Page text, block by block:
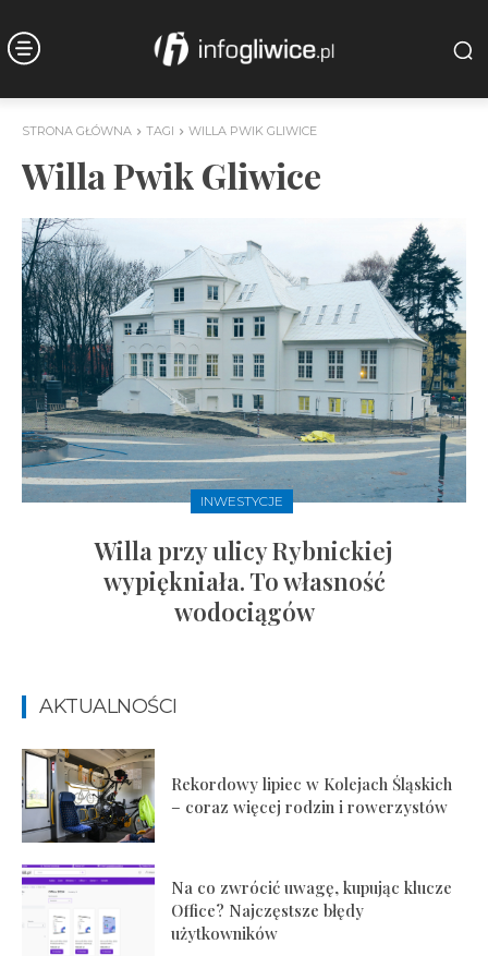
STRONA GŁÓWNA TAGI WILLA PWIK GLIWICE
Willa Pwik Gliwice
INWESTYCJE
Willa przy ulicy Rybnickiej
wypiękniała. To własność
wodociągów
AKTUALNOŚCI
Rekordowy lipiec w Kolejach Śląskich
– coraz więcej rodzin i rowerzystów
Na co zwrócić uwagę, kupując klucze
Office? Najczęstsze błędy
użytkowników